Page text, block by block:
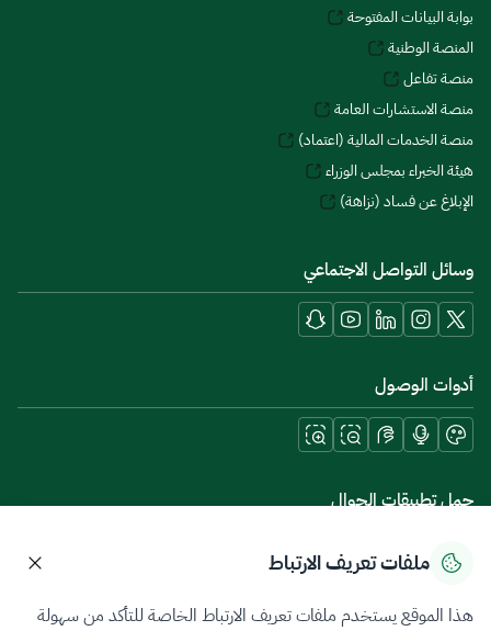
بوابة البيانات المفتوحة
المنصة الوطنية
منصة تفاعل
منصة الاستشارات العامة
منصة الخدمات المالية (اعتماد)
هيئة الخبراء بمجلس الوزراء
الإبلاغ عن فساد (نزاهة)
وسائل التواصل الاجتماعي
أدوات الوصول
حمل تطبيقات الجوال
سياسة الخصوصيةشروط الاستخدامخريطة الموقع
ملفات تعريف الارتباط
هذا الموقع يستخدم ملفات تعريف الارتباط الخاصة للتأكد من سهولة